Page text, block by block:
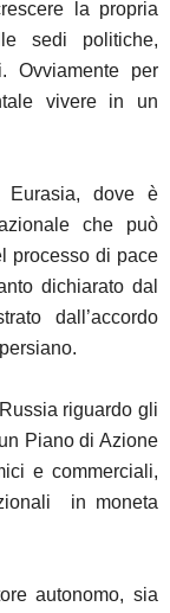
la propria
sedi politiche,
Ovviamente per
vivere in un
Eurasia, dove è
che può
processo di pace
dichiarato dal
dall’accordo
riguardo gli
Piano di Azione
e commerciali,
in moneta
autonomo, sia